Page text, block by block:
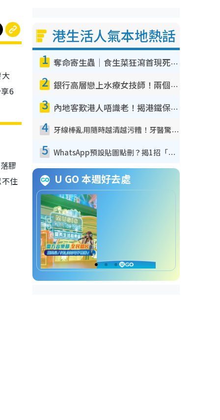
6
膠
住
港生活人氣本地熱話
1 奪命寄生蟲｜食生菜狂瀉首現死者！疫潮惡化錄1.8萬宗病例 揭洗菜3大謬誤
2 銀行高層戀上水療女技師！兩個月借128萬驚覺「沉船」沉落火海 揭背後疑似邪教操控賣淫
3 內地客歎港人唔識老！揭港鐵保鮮級冷氣 港人求放過：咪投訴
4 牙線棒亂用隨時越清越污糟！牙醫驚揭盲目過戶細菌恐致蛀牙：呢種先係日常真保養
5 WhatsApp預設貼圖點刪？揭1招「反向操作」還原簡潔介面 附3步實測教學
U GO 本週好去處